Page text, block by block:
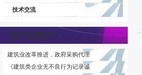
技术交流
热门文章排行
建筑业改革推进，政府采购代理
《建筑类企业无不良行为记录诚